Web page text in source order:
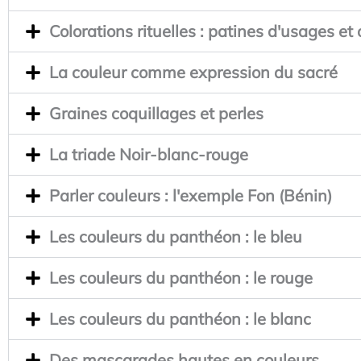
Colorations rituelles : patines d'usages et
La couleur comme expression du sacré
Graines coquillages et perles
La triade Noir-blanc-rouge
Parler couleurs : l'exemple Fon (Bénin)
Les couleurs du panthéon : le bleu
Les couleurs du panthéon : le rouge
Les couleurs du panthéon : le blanc